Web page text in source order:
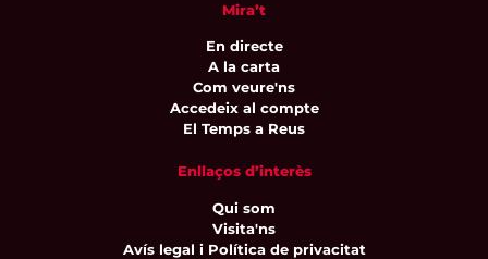
Mira’t
En directe
A la carta
Com veure'ns
Accedeix al compte
El Temps a Reus
Enllaços d’interès
Qui som
Visita'ns
Avís legal i Política de privacitat